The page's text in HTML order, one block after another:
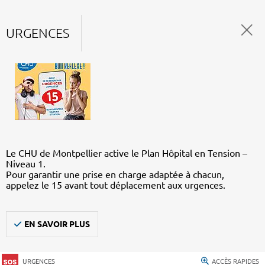
URGENCES
Le CHU de Montpellier active le Plan Hôpital en Tension –
Niveau 1.
Pour garantir une prise en charge adaptée à chacun,
appelez le 15 avant tout déplacement aux urgences.
EN SAVOIR PLUS
URGENCES ACCÈS RAPIDES